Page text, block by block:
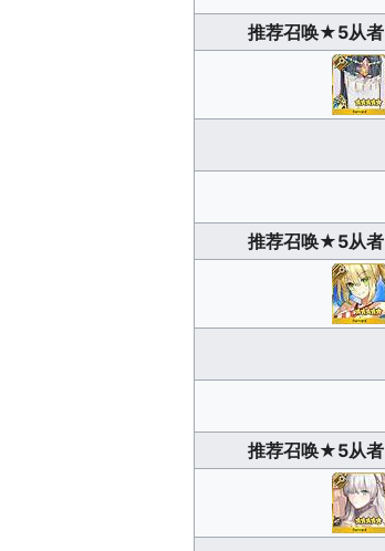
推荐召唤★5从者
推荐召唤★5从者
推荐召唤★5从者